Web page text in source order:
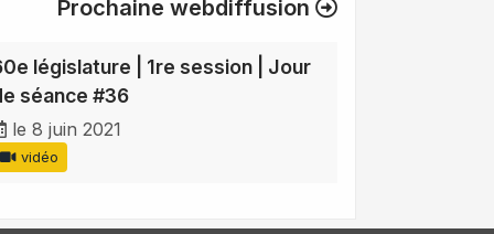
Prochaine webdiffusion
législature | 1re session | Jour
séance #36
le 8 juin 2021
vidéo